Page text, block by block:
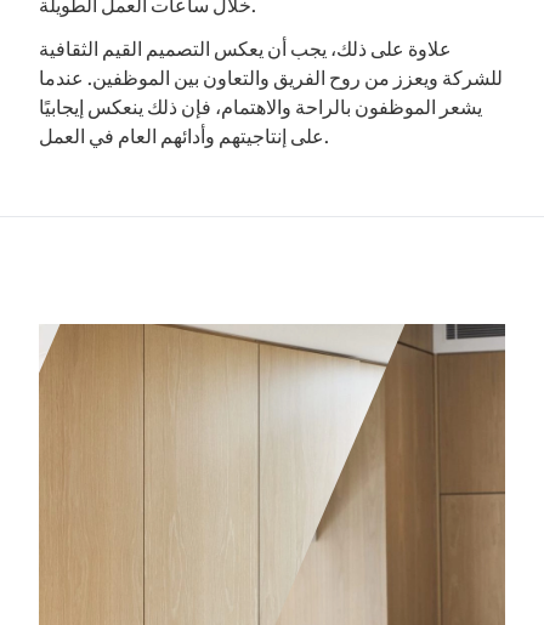
خلال ساعات العمل الطويلة.
علاوة على ذلك، يجب أن يعكس التصميم القيم الثقافية
للشركة ويعزز من روح الفريق والتعاون بين الموظفين. عندما
يشعر الموظفون بالراحة والاهتمام، فإن ذلك ينعكس إيجابيًا
على إنتاجيتهم وأدائهم العام في العمل.